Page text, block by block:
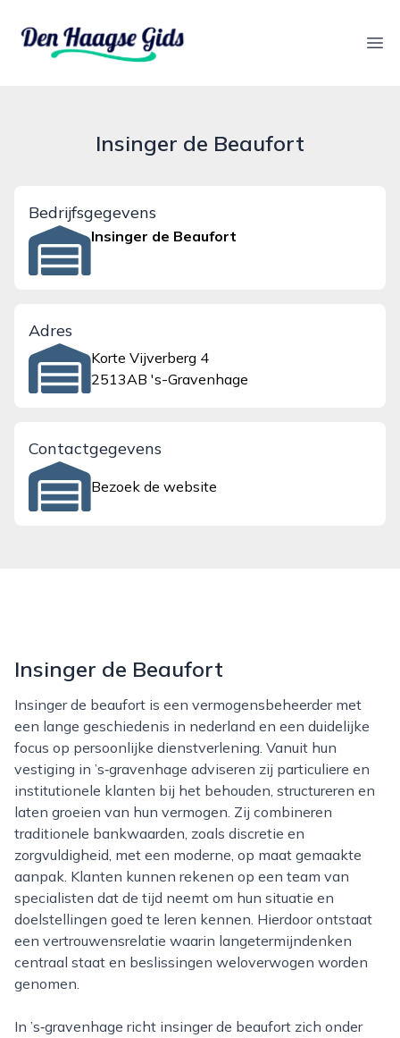
denhaagsegids.nl
Insinger de Beaufort
Bedrijfsgegevens
Insinger de Beaufort
Adres
Korte Vijverberg 4
2513AB 's-Gravenhage
Contactgegevens
Bezoek de website
Insinger de Beaufort
Insinger de beaufort is een vermogensbeheerder met
een lange geschiedenis in nederland en een duidelijke
focus op persoonlijke dienstverlening. Vanuit hun
vestiging in ’s‑gravenhage adviseren zij particuliere en
institutionele klanten bij het behouden, structureren en
laten groeien van hun vermogen. Zij combineren
traditionele bankwaarden, zoals discretie en
zorgvuldigheid, met een moderne, op maat gemaakte
aanpak. Klanten kunnen rekenen op een team van
specialisten dat de tijd neemt om hun situatie en
doelstellingen goed te leren kennen. Hierdoor ontstaat
een vertrouwensrelatie waarin langetermijndenken
centraal staat en beslissingen weloverwogen worden
genomen.
In ’s‑gravenhage richt insinger de beaufort zich onder